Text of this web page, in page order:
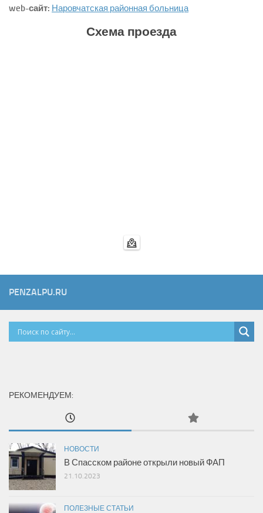
web-сайт: Наровчатская районная больница
Схема проезда
PENZALPU.RU
РЕКОМЕНДУЕМ:
НОВОСТИ
В Спасском районе открыли новый ФАП
21.10.2023
ПОЛЕЗНЫЕ СТАТЬИ